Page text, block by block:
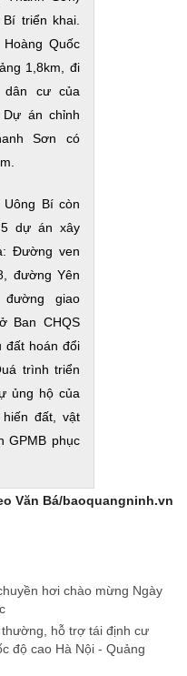
triển khai.
Quốc
1,8km, đi
cư của
Dự án chỉnh
Sơn có
Uông Bí còn
dự án xây
Đường ven
đường Yên
giao
Ban CHQS
đất hoán đổi
trình triển
ủng hộ của
đất, vật
GPMB phục
Văn Bá/baoquangninh.vn
hơi chào mừng Ngày
hỗ trợ tái định cư
độ cao Hà Nội - Quảng